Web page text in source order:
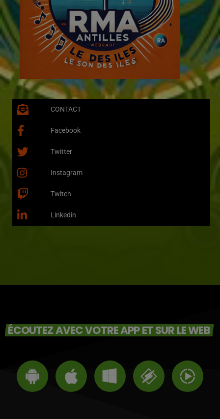
CONTACT
Facebook
Twitter
Instagram
Twitch
Linkedin
ÉCOUTEZ AVEC VOTRE APP ET SUR LE WEB